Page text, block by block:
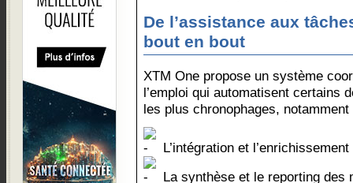
De l’assistance aux
bout en bout
XTM One propose un système
l’emploi qui automatisent certains
les plus chronophages, notamment
L’intégration et
La synthèse et le reporting des